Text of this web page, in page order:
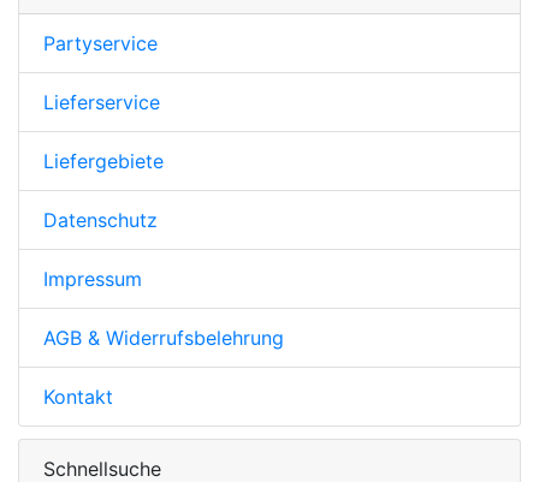
Partyservice
Lieferservice
Liefergebiete
Datenschutz
Impressum
AGB & Widerrufsbelehrung
Kontakt
Schnellsuche